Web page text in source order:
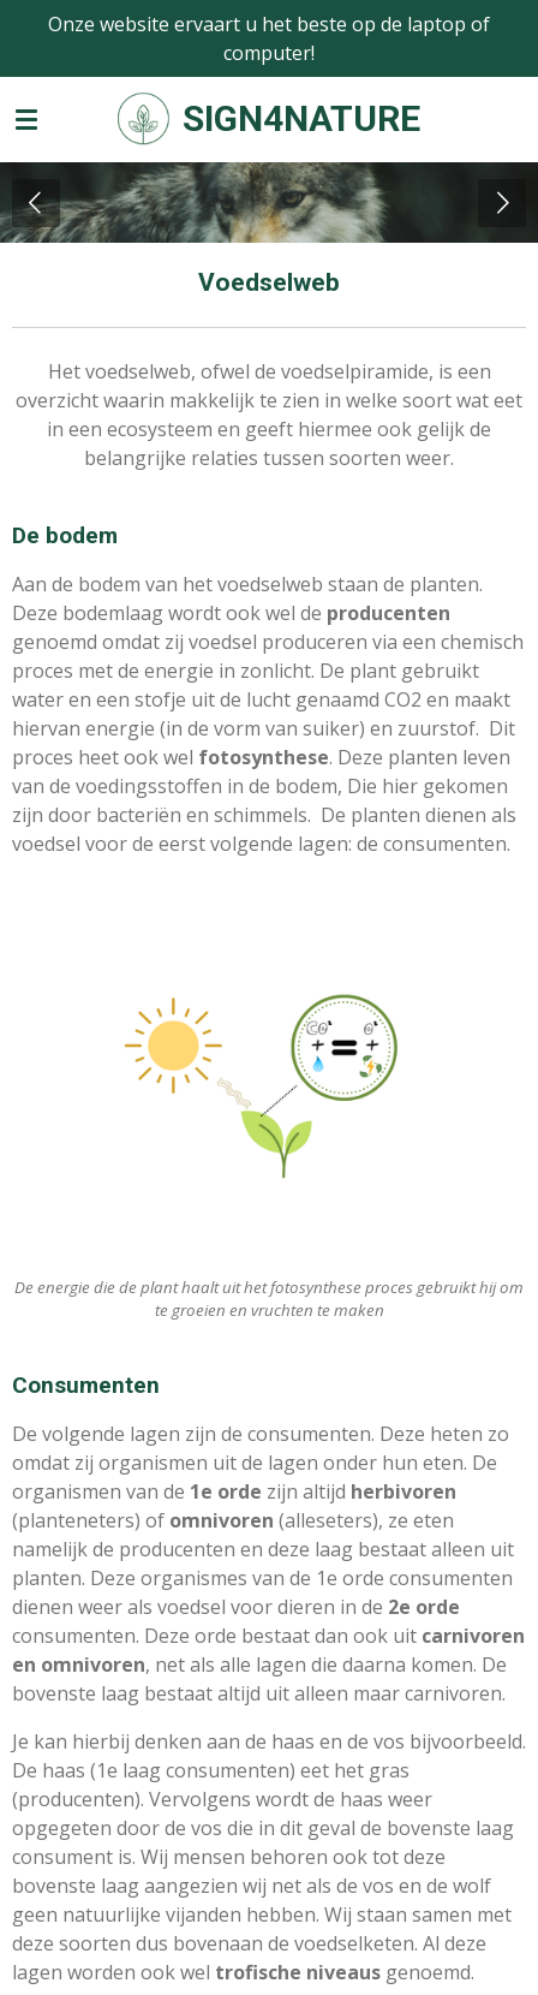
naar
de
hoofdinhoud
SIGN4NATURE
Onze website ervaart u het beste op de laptop of
computer!
Voedselweb
Het voedselweb, ofwel de voedselpiramide, is een
overzicht waarin makkelijk te zien in welke soort wat eet
in een ecosysteem en geeft hiermee ook gelijk de
belangrijke relaties tussen soorten weer.
De bodem
Aan de bodem van het voedselweb staan de planten.
Deze bodemlaag wordt ook wel de producenten
genoemd omdat zij voedsel produceren via een chemisch
proces met de energie in zonlicht. De plant gebruikt
water en een stofje uit de lucht genaamd CO2 en maakt
hiervan energie (in de vorm van suiker) en zuurstof. Dit
proces heet ook wel fotosynthese. Deze planten leven
van de voedingsstoffen in de bodem, Die hier gekomen
zijn door bacteriën en schimmels. De planten dienen als
voedsel voor de eerst volgende lagen: de consumenten.
De energie die de plant haalt uit het fotosynthese proces gebruikt hij om
te groeien en vruchten te maken
Consumenten
De volgende lagen zijn de consumenten. Deze heten zo
omdat zij organismen uit de lagen onder hun eten. De
organismen van de 1e orde zijn altijd herbivoren
(planteneters) of omnivoren (alleseters), ze eten
namelijk de producenten en deze laag bestaat alleen uit
planten. Deze organismes van de 1e orde consumenten
dienen weer als voedsel voor dieren in de 2e orde
consumenten. Deze orde bestaat dan ook uit carnivoren
en omnivoren, net als alle lagen die daarna komen. De
bovenste laag bestaat altijd uit alleen maar carnivoren.
Je kan hierbij denken aan de haas en de vos bijvoorbeeld.
De haas (1e laag consumenten) eet het gras
(producenten). Vervolgens wordt de haas weer
opgegeten door de vos die in dit geval de bovenste laag
consument is. Wij mensen behoren ook tot deze
bovenste laag aangezien wij net als de vos en de wolf
geen natuurlijke vijanden hebben. Wij staan samen met
deze soorten dus bovenaan de voedselketen. Al deze
lagen worden ook wel trofische niveaus genoemd.